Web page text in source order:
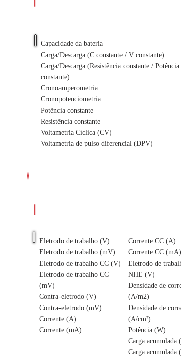
Capacidade da bateria
Carga/Descarga (C constante / V constante)
Carga/Descarga (Resistência constante / Potência
constante)
Cronoamperometria
Cronopotenciometria
Potência constante
Resistência constante
Voltametria Cíclica (CV)
Voltametria de pulso diferencial (DPV)
Eletrodo de trabalho (V)
Eletrodo de trabalho (mV)
Eletrodo de trabalho CC (V)
Eletrodo de trabalho CC
(mV)
Contra-eletrodo (V)
Contra-eletrodo (mV)
Corrente (A)
Corrente (mA)
Corrente CC (A)
Corrente CC (mA)
Eletrodo de
NHE (V)
Densidade de
(A/m2)
Densidade de
(A/cm²)
Potência (W)
Carga acumulada
Carga acumulada